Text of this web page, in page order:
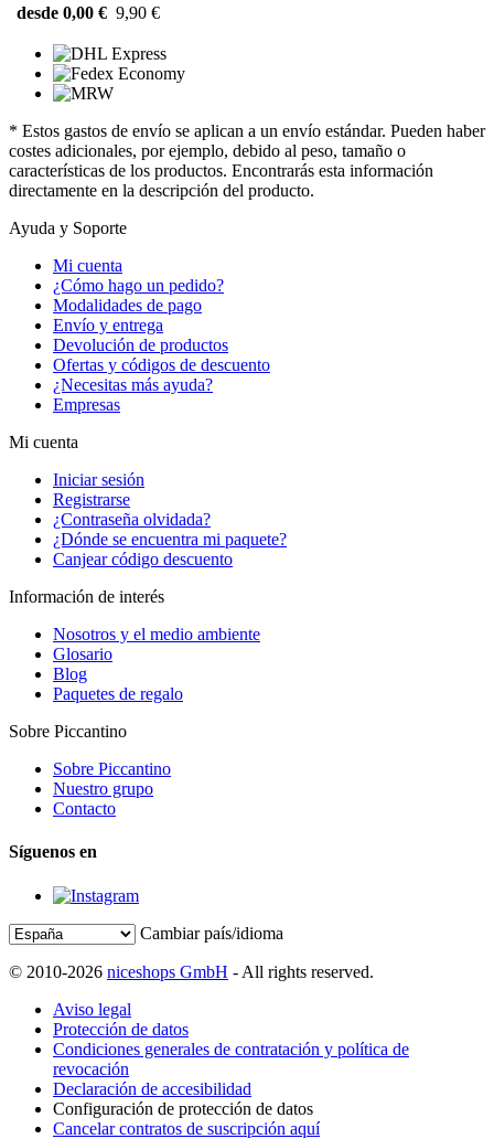
desde 0,00 € 9,90 €
* Estos gastos de envío se aplican a un envío estándar. Pueden haber
costes adicionales, por ejemplo, debido al peso, tamaño o
características de los productos. Encontrarás esta información
directamente en la descripción del producto.
Ayuda y Soporte
Mi cuenta
¿Cómo hago un pedido?
Modalidades de pago
Envío y entrega
Devolución de productos
Ofertas y códigos de descuento
¿Necesitas más ayuda?
Empresas
Mi cuenta
Iniciar sesión
Registrarse
¿Contraseña olvidada?
¿Dónde se encuentra mi paquete?
Canjear código descuento
Información de interés
Nosotros y el medio ambiente
Glosario
Blog
Paquetes de regalo
Sobre Piccantino
Sobre Piccantino
Nuestro grupo
Contacto
Síguenos en
Cambiar país/idioma
© 2010-2026 niceshops GmbH - All rights reserved.
Aviso legal
Protección de datos
Condiciones generales de contratación y política de
revocación
Declaración de accesibilidad
Configuración de protección de datos
Cancelar contratos de suscripción aquí